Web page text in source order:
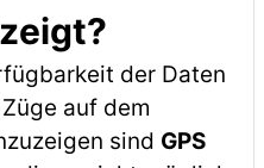
der Daten
auf dem
sind GPS